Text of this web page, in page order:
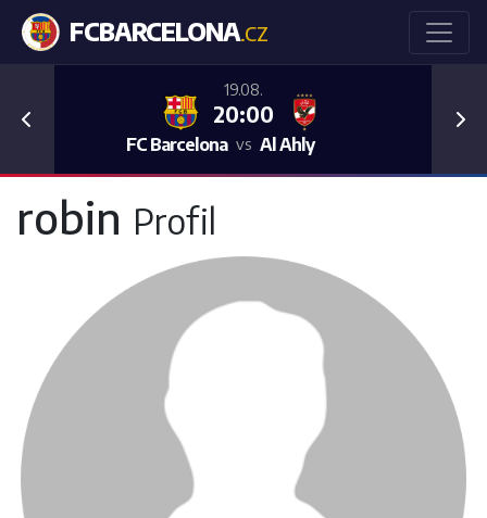
FCBARCELONA.CZ
19.08.
20:00
FC Barcelona vs Al Ahly
Previous
robin Profil